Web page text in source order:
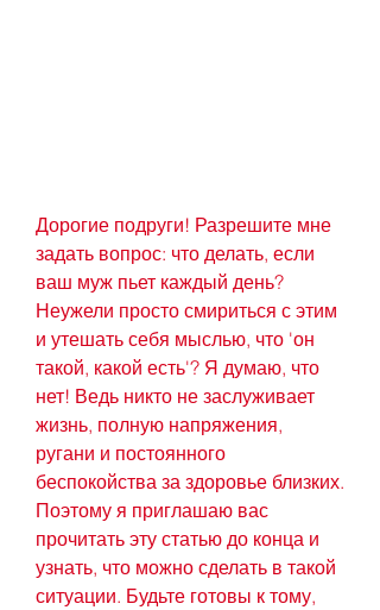
Дорогие подруги! Разрешите мне
задать вопрос: что делать, если
ваш муж пьет каждый день?
Неужели просто смириться с этим
и утешать себя мыслью, что 'он
такой, какой есть'? Я думаю, что
нет! Ведь никто не заслуживает
жизнь, полную напряжения,
ругани и постоянного
беспокойства за здоровье близких.
Поэтому я приглашаю вас
прочитать эту статью до конца и
узнать, что можно сделать в такой
ситуации. Будьте готовы к тому,